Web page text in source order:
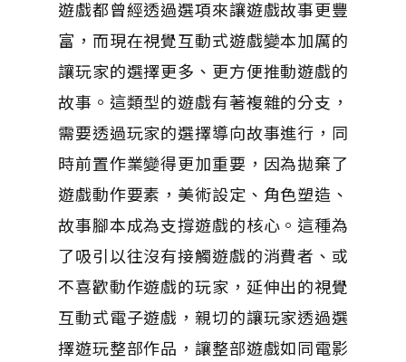
遊戲都曾經透過選項來讓遊戲故事更豐
富，而現在視覺互動式遊戲變本加厲的
讓玩家的選擇更多、更方便推動遊戲的
故事。這類型的遊戲有著複雜的分支，
需要透過玩家的選擇導向故事進行，同
時前置作業變得更加重要，因為拋棄了
遊戲動作要素，美術設定、角色塑造、
故事腳本成為支撐遊戲的核心。這種為
了吸引以往沒有接觸遊戲的消費者、或
不喜歡動作遊戲的玩家，延伸出的視覺
互動式電子遊戲，親切的讓玩家透過選
擇遊玩整部作品，讓整部遊戲如同電影